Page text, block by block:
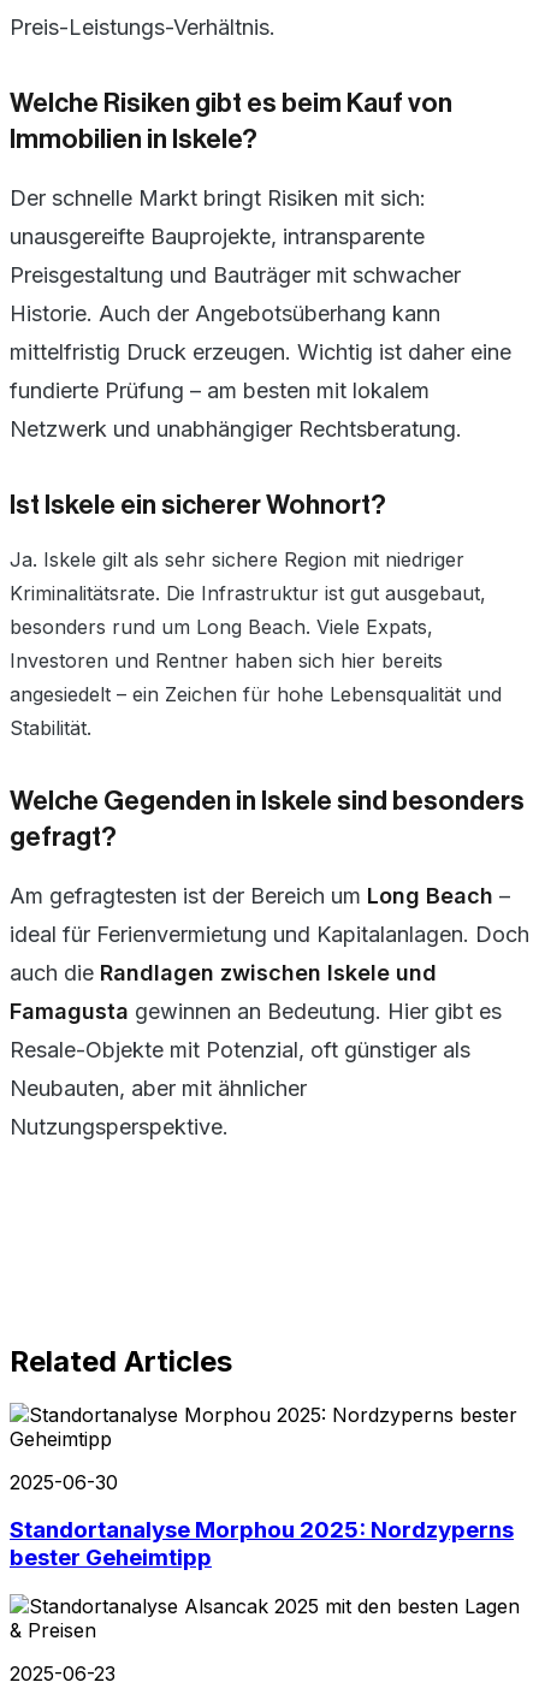
Preis-Leistungs-Verhältnis.
Welche Risiken gibt es beim Kauf von
Immobilien in Iskele?
Der schnelle Markt bringt Risiken mit sich:
unausgereifte Bauprojekte, intransparente
Preisgestaltung und Bauträger mit schwacher
Historie. Auch der Angebotsüberhang kann
mittelfristig Druck erzeugen. Wichtig ist daher eine
fundierte Prüfung – am besten mit lokalem
Netzwerk und unabhängiger Rechtsberatung.
Ist Iskele ein sicherer Wohnort?
Ja. Iskele gilt als sehr sichere Region mit niedriger
Kriminalitätsrate. Die Infrastruktur ist gut ausgebaut,
besonders rund um Long Beach. Viele Expats,
Investoren und Rentner haben sich hier bereits
angesiedelt – ein Zeichen für hohe Lebensqualität und
Stabilität.
Welche Gegenden in Iskele sind besonders
gefragt?
Am gefragtesten ist der Bereich um Long Beach –
ideal für Ferienvermietung und Kapitalanlagen. Doch
auch die Randlagen zwischen Iskele und
Famagusta gewinnen an Bedeutung. Hier gibt es
Resale-Objekte mit Potenzial, oft günstiger als
Neubauten, aber mit ähnlicher
Nutzungsperspektive.
Related Articles
2025-06-30
Standortanalyse Morphou 2025: Nordzyperns
bester Geheimtipp
2025-06-23